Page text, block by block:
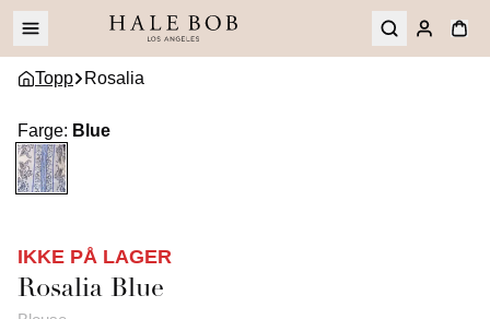
Topp Rosalia
Farge: Blue
IKKE PÅ LAGER
Rosalia Blue